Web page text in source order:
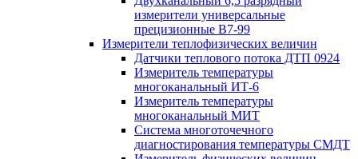
измерители универсальные
прецизионные В7-99
Измерители теплофизических величин
Датчики теплового потока ДТП 0924
Измеритель температуры
многоканальный ИТ-6
Измеритель температуры
многоканальный МИТ
Система многоточечного
диагностирования температуры СМДТ